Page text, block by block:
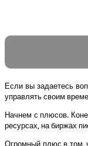
Если вы задаетесь
управлять своим
Начнем с плюсов.
ресурсах, на биржах
Огромный плюс в том,